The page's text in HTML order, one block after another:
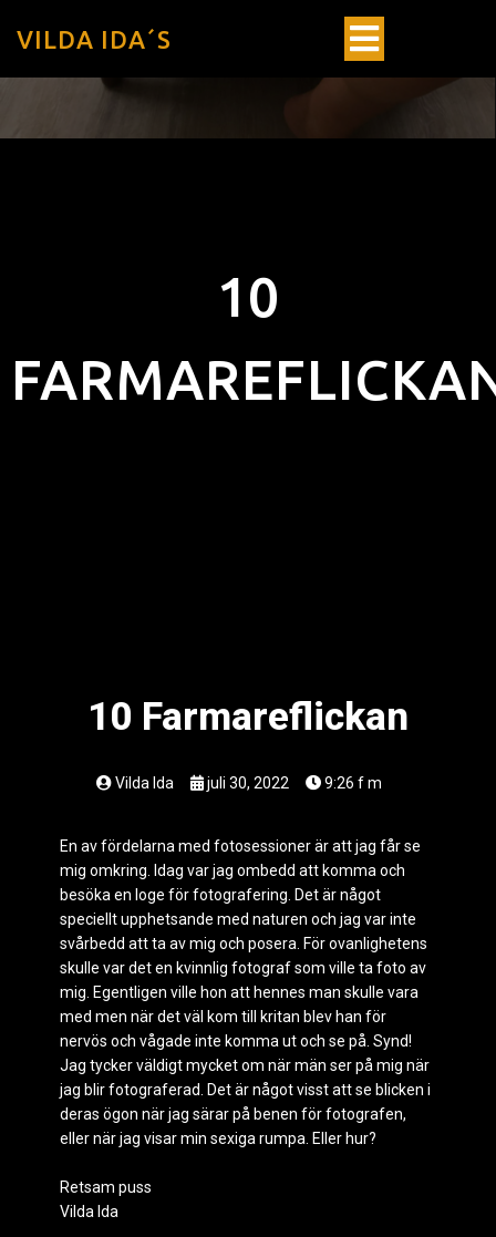
VILDA IDA´S
10
10 Farmareflickan
Vilda Ida juli 30, 2022 9:26 f m
En av fördelarna med fotosessioner är att jag får se
mig omkring. Idag var jag ombedd att komma och
besöka en loge för fotografering. Det är något
speciellt upphetsande med naturen och jag var inte
svårbedd att ta av mig och posera. För ovanlighetens
skulle var det en kvinnlig fotograf som ville ta foto av
mig. Egentligen ville hon att hennes man skulle vara
med men när det väl kom till kritan blev han för
nervös och vågade inte komma ut och se på. Synd!
Jag tycker väldigt mycket om när män ser på mig när
jag blir fotograferad. Det är något visst att se blicken i
deras ögon när jag särar på benen för fotografen,
eller när jag visar min sexiga rumpa. Eller hur?
Retsam puss
Vilda Ida